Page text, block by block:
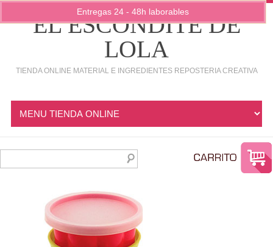
EL ESCONDITE DE
LOLA
TIENDA ONLINE MATERIAL E INGREDIENTES REPOSTERIA CREATIVA
Entregas 24 - 48h laborables